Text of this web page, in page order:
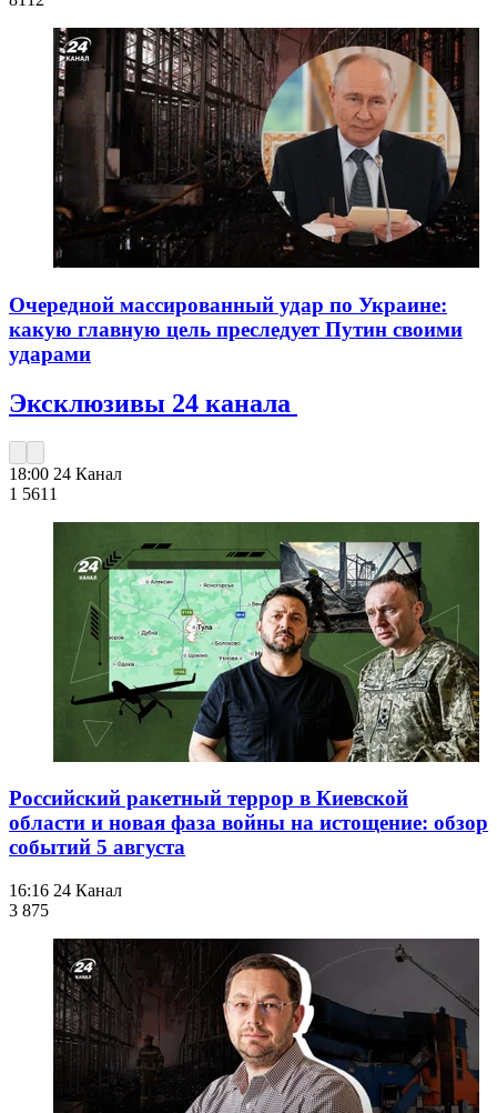
Очередной массированный удар по Украине:
какую главную цель преследует Путин своими
ударами
Эксклюзивы 24 канала
18:00 24 Канал
1 561 1
Российский ракетный террор в Киевской
области и новая фаза войны на истощение: обзор
событий 5 августа
16:16 24 Канал
3 875